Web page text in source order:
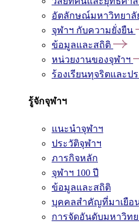
อัตลักษณ์มหาวิทยาลั
จุฬาฯ กับความยั่งยืน
ข้อมูลและสถิติ
หน่วยงานของจุฬาฯ
ร้องเรียนทุจริตและป
รู้จักจุฬาฯ
แนะนำจุฬาฯ
ประวัติจุฬาฯ
ภารกิจหลัก
จุฬาฯ 100 ปี
ข้อมูลและสถิติ
บุคคลสำคัญที่มาเยือ
การจัดอันดับมหาวิท